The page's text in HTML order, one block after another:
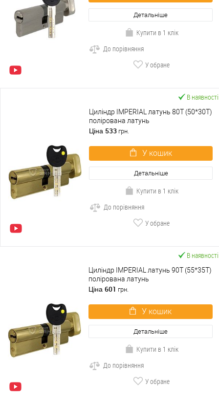
Детальніше
Купити в 1 клік
До порівняння
У обране
В наявності
Циліндр IMPERIAL латунь 80T (50*30T)
полірована латунь
Ціна 533 грн.
У кошик
Детальніше
Купити в 1 клік
До порівняння
У обране
В наявності
Циліндр IMPERIAL латунь 90T (55*35T)
полірована латунь
Ціна 601 грн.
У кошик
Детальніше
Купити в 1 клік
До порівняння
У обране